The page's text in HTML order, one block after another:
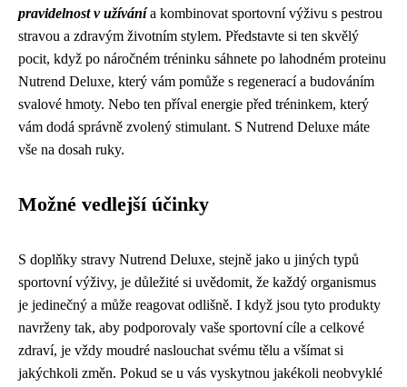
pravidelnost v užívánía kombinovat sportovní výživu s pestrou
stravou a zdravým životním stylem. Představte si ten skvělý
pocit, když po náročném tréninku sáhnete po lahodném proteinu
Nutrend Deluxe, který vám pomůže s regenerací a budováním
svalové hmoty. Nebo ten příval energie před tréninkem, který
vám dodá správně zvolený stimulant. S Nutrend Deluxe máte
vše na dosah ruky.
Možné vedlejší účinky
S doplňky stravy Nutrend Deluxe, stejně jako u jiných typů
sportovní výživy, je důležité si uvědomit, že každý organismus
je jedinečný a může reagovat odlišně. I když jsou tyto produkty
navrženy tak, aby podporovaly vaše sportovní cíle a celkové
zdraví, je vždy moudré naslouchat svému tělu a všímat si
jakýchkoli změn. Pokud se u vás vyskytnou jakékoli neobvyklé